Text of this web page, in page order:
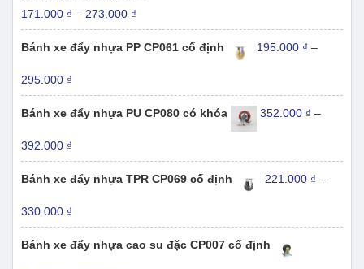
87.000 ₫
171.000 ₫ – 273.000 ₫
giá:
từ
Bánh xe đẩy nhựa PP CP061 cố định 195.000 ₫ –
295.000 ₫
giá:
từ
195.000 ₫
Bánh xe đẩy nhựa PU CP080 có khóa 352.000 ₫ –
392.000 ₫
giá:
từ
352.000 ₫
Bánh xe đẩy nhựa TPR CP069 cố định 221.000 ₫ –
330.000 ₫
giá:
từ
221.000 ₫
Bánh xe đẩy nhựa cao su đặc CP007 cố định